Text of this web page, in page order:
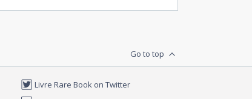
Go to top
Livre Rare Book on Twitter